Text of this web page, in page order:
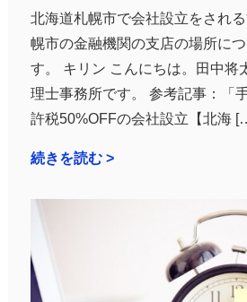
北海道札幌市で会社設立をされ
幌市の金融機関の支店の場所に
す。 キリン こんにちは。田中将
理士事務所です。 参考記事：「
許税50%OFFの会社設立【北海
続きを読む >